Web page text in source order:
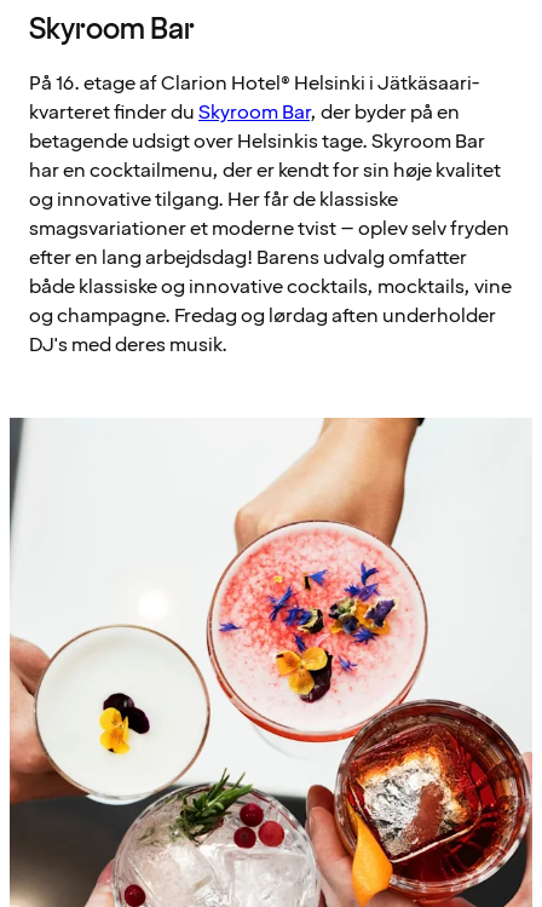
Skyroom Bar
På 16. etage af Clarion Hotel® Helsinki i Jätkäsaari-
kvarteret finder duSkyroom Bar, der byder på en
betagende udsigt over Helsinkis tage. Skyroom Bar
har en cocktailmenu, der er kendt for sin høje kvalitet
og innovative tilgang. Her får de klassiske
smagsvariationer et moderne tvist – oplev selv fryden
efter en lang arbejdsdag! Barens udvalg omfatter
både klassiske og innovative cocktails, mocktails, vine
og champagne. Fredag og lørdag aften underholder
DJ's med deres musik.